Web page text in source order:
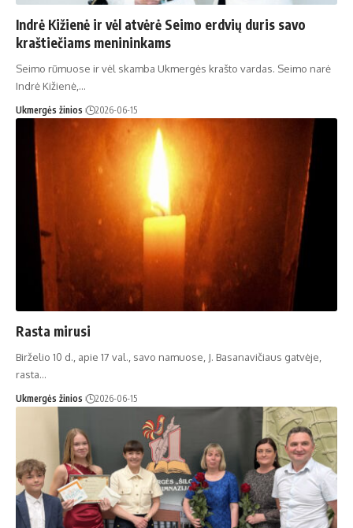
Indrė Kižienė ir vėl atvėrė Seimo erdvių duris savo
kraštiečiams menininkams
Seimo rūmuose ir vėl skamba Ukmergės krašto vardas. Seimo narė
Indrė Kižienė,…
Ukmergės žinios 2026-06-15
Rasta mirusi
Birželio 10 d., apie 17 val., savo namuose, J. Basanavičiaus gatvėje,
rasta…
Ukmergės žinios 2026-06-15